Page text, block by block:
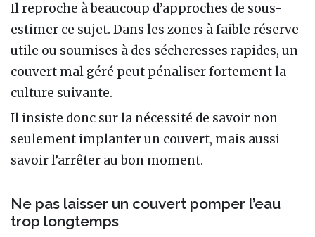
Il reproche à beaucoup d’approches de sous-
estimer ce sujet. Dans les zones à faible réserve
utile ou soumises à des sécheresses rapides, un
couvert mal géré peut pénaliser fortement la
culture suivante.
Il insiste donc sur la nécessité de savoir non
seulement implanter un couvert, mais aussi
savoir l’arrêter au bon moment.
Ne pas laisser un couvert pomper l’eau
trop longtemps